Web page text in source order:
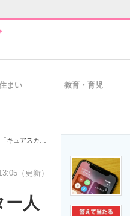
経営リーダーのコミュニティ
まい 教育・育児
はプリキュアの日】
（更新）
人